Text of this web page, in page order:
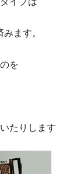
ます。
を
たりします